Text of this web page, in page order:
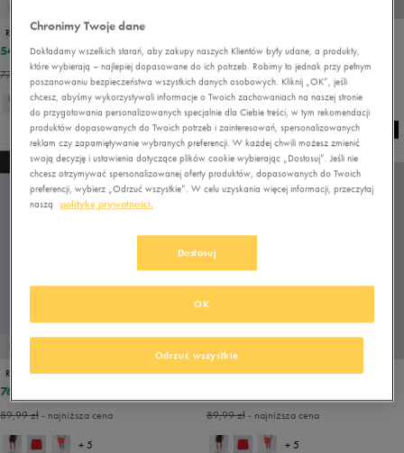
REEBOK SZORTY YALE
119,99 zł
54,00 zł
77,99 zł- najniższa cena
+ 5
89,99 zł
58,49 zł
89,99 zł- najniższa cena
+ 5
NEW
REEBOK SZORTY YALE
76,49 zł
89,99 zł- najniższa cena
+ 5
NEW
REEBOK SZORTY YALE
89,99 zł- najniższa cena
+ 5
Chronimy Twoje dane
Dokładamy wszelkich starań, aby zakupy naszych Klientów były udane, a produkty,
które wybierają – najlepiej dopasowane do ich potrzeb. Robimy to jednak przy pełnym
poszanowaniu bezpieczeństwa wszystkich danych osobowych. Kliknij „OK”, jeśli
chcesz, abyśmy wykorzystywali informacje o Twoich zachowaniach na naszej stronie
do przygotowania personalizowanych specjalnie dla Ciebie treści, w tym rekomendacji
produktów dopasowanych do Twoich potrzeb i zainteresowań, spersonalizowanych
reklam czy zapamiętywanie wybranych preferencji. W każdej chwili możesz zmienić
swoją decyzję i ustawienia dotyczące plików cookie wybierając „Dostosuj”. Jeśli nie
chcesz otrzymywać spersonalizowanej oferty produktów, dopasowanych do Twoich
preferencji, wybierz „Odrzuć wszystkie”. W celu uzyskania więcej informacji, przeczytaj
naszą
politykę prywatności.
Dostosuj
Odrzuć wszystkie
OK